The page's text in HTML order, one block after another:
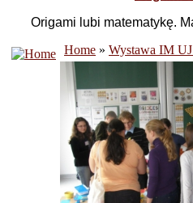
Origami lubi matematykę.
Home » Wystawa IM